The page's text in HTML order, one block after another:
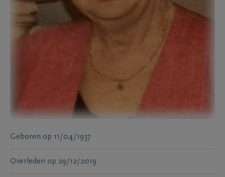
Geboren op 11/04/1937
Overleden op 29/12/2019